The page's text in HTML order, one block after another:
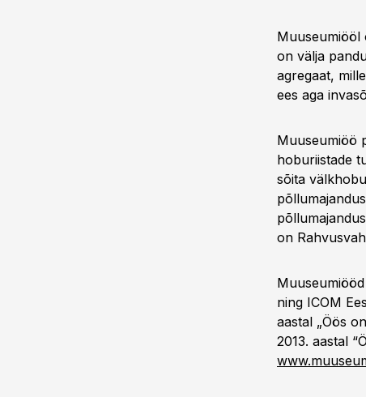
Muuseumiööl
on välja
agregaat,
ees aga
Muuseumiöö
hoburiistade
sõita
on
ning ICOM
aastal „Öös
2013. aastal